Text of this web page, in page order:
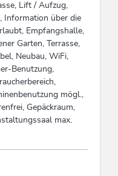
Lift / Aufzug,
Information über die
Empfangshalle,
Garten, Terrasse,
Neubau, WiFi,
Benutzung,
mögl.,
Gepäckraum,
max.